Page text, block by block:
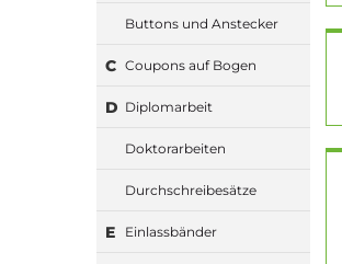
Buttons und Anstecker
C Coupons auf Bogen
D Diplomarbeit
Doktorarbeiten
Durchschreibesätze
E Einlassbänder